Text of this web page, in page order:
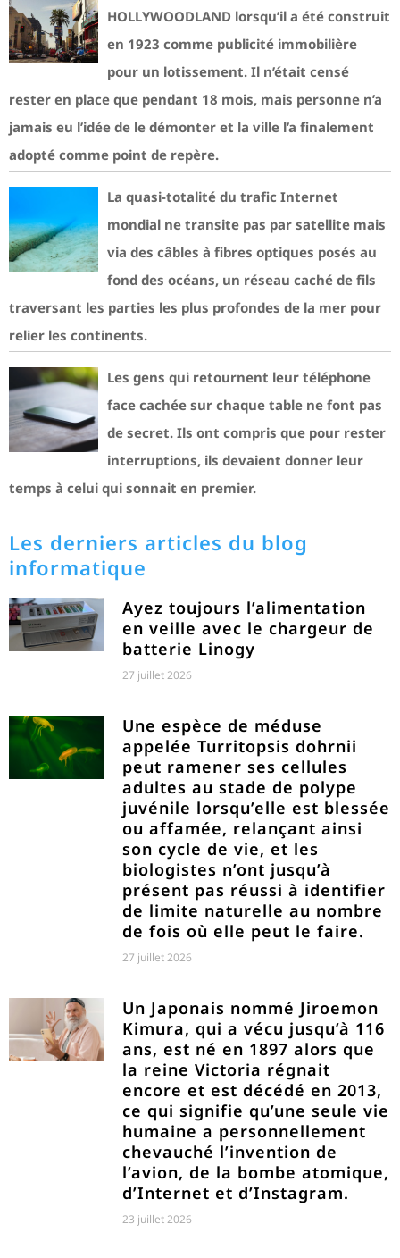
HOLLYWOODLAND lorsqu’il a été construit
en 1923 comme publicité immobilière
pour un lotissement. Il n’était censé
rester en place que pendant 18 mois, mais personne n’a
jamais eu l’idée de le démonter et la ville l’a finalement
adopté comme point de repère.
La quasi-totalité du trafic Internet
mondial ne transite pas par satellite mais
via des câbles à fibres optiques posés au
fond des océans, un réseau caché de fils
traversant les parties les plus profondes de la mer pour
relier les continents.
Les gens qui retournent leur téléphone
face cachée sur chaque table ne font pas
de secret. Ils ont compris que pour rester
interruptions, ils devaient donner leur
temps à celui qui sonnait en premier.
Les derniers articles du blog
informatique
Ayez toujours l’alimentation
en veille avec le chargeur de
batterie Linogy
27 juillet 2026
Une espèce de méduse
appelée Turritopsis dohrnii
peut ramener ses cellules
adultes au stade de polype
juvénile lorsqu’elle est blessée
ou affamée, relançant ainsi
son cycle de vie, et les
biologistes n’ont jusqu’à
présent pas réussi à identifier
de limite naturelle au nombre
de fois où elle peut le faire.
27 juillet 2026
Un Japonais nommé Jiroemon
Kimura, qui a vécu jusqu’à 116
ans, est né en 1897 alors que
la reine Victoria régnait
encore et est décédé en 2013,
ce qui signifie qu’une seule vie
humaine a personnellement
chevauché l’invention de
l’avion, de la bombe atomique,
d’Internet et d’Instagram.
23 juillet 2026